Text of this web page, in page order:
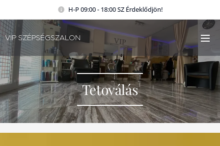
H-P 09:00 - 18:00 SZ Érdeklődjön!
VIP SZÉPSÉGSZALON
Tetoválás